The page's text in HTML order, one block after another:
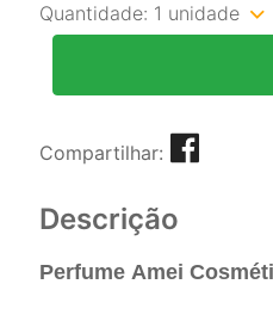
Quantidade: 1 unidade
Compartilhar:
Descrição
Perfume Amei